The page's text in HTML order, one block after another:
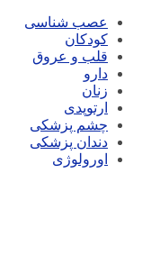
عصب شناسی
کودکان
قلب و عروق
دارو
زنان
ارتوپدی
چشم پزشکی
دندان پزشکی
اورولوژی